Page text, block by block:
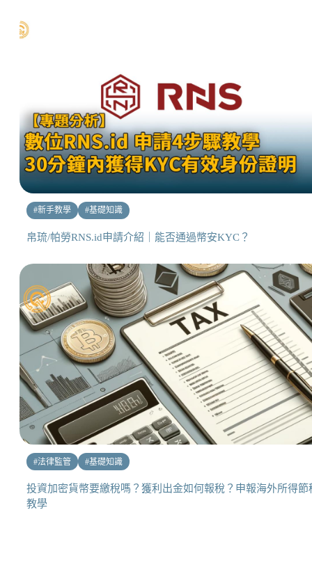
#新手教學 #基礎知識
帛琉/帕勞RNS.id申請介紹｜能否通過幣安KYC？
#法律監管 #基礎知識
投資加密貨幣要繳稅嗎？獲利出金如何報稅？申報海外所得節
教學